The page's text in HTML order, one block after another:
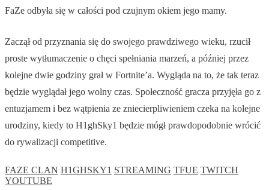
FaZe odbyła się w całości pod czujnym okiem jego mamy.
Zaczął od przyznania się do swojego prawdziwego wieku, rzucił
proste wytłumaczenie o chęci spełniania marzeń, a później przez
kolejne dwie godziny grał w Fortnite’a. Wygląda na to, że tak teraz
będzie wyglądał jego wolny czas. Społeczność gracza przyjęła go z
entuzjamem i bez wątpienia ze zniecierpliwieniem czeka na kolejne
urodziny, kiedy to H1ghSky1 będzie mógł prawdopodobnie wrócić
do rywalizacji competitive.
FAZE CLAN H1GHSKY1 STREAMING TFUE TWITCH
YOUTUBE